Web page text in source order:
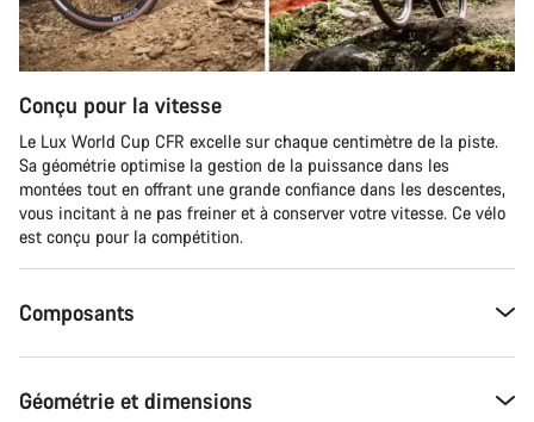
Conçu pour la vitesse
Le Lux World Cup CFR excelle sur chaque centimètre de la piste.
Sa géométrie optimise la gestion de la puissance dans les
montées tout en offrant une grande confiance dans les descentes,
vous incitant à ne pas freiner et à conserver votre vitesse. Ce vélo
est conçu pour la compétition.
Composants
Géométrie et dimensions